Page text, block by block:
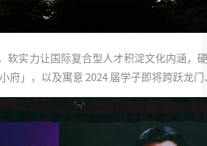
软实力让国际复合型人才积淀文化内涵，
府」，以及寓意 2024 届学子即将跨跃龙